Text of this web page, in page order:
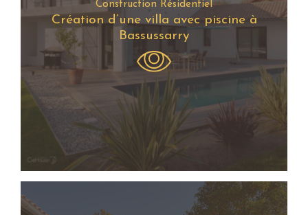
Construction Résidentiel
Création d’une villa avec piscine à
Bassussarry